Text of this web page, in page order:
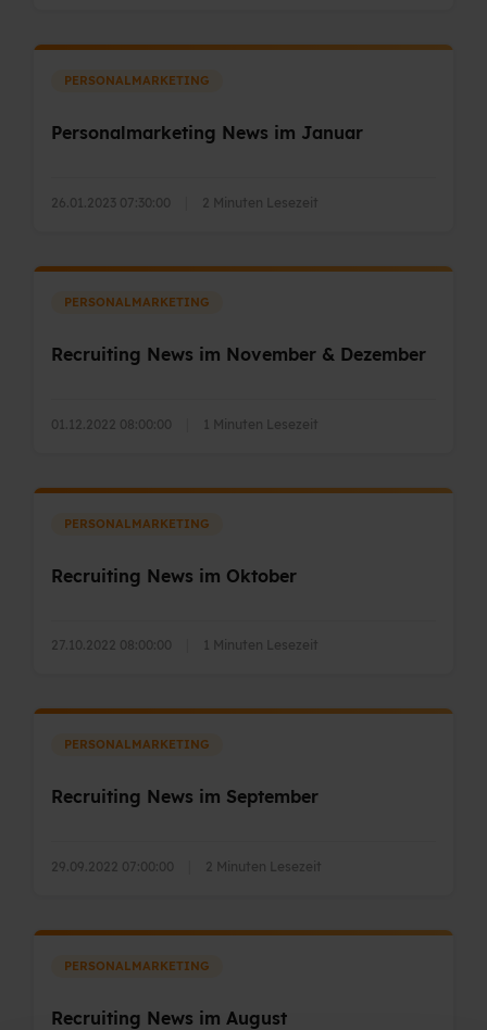
PERSONALMARKETING
Personalmarketing News im Januar
26.01.2023 07:30:00 2 Minuten Lesezeit
PERSONALMARKETING
Recruiting News im November & Dezember
01.12.2022 08:00:00 1 Minuten Lesezeit
PERSONALMARKETING
Recruiting News im Oktober
27.10.2022 08:00:00 1 Minuten Lesezeit
PERSONALMARKETING
Recruiting News im September
29.09.2022 07:00:00 2 Minuten Lesezeit
PERSONALMARKETING
Recruiting News im August